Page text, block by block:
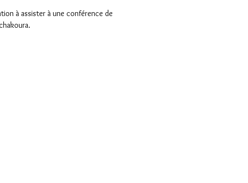
à assister à une conférence de